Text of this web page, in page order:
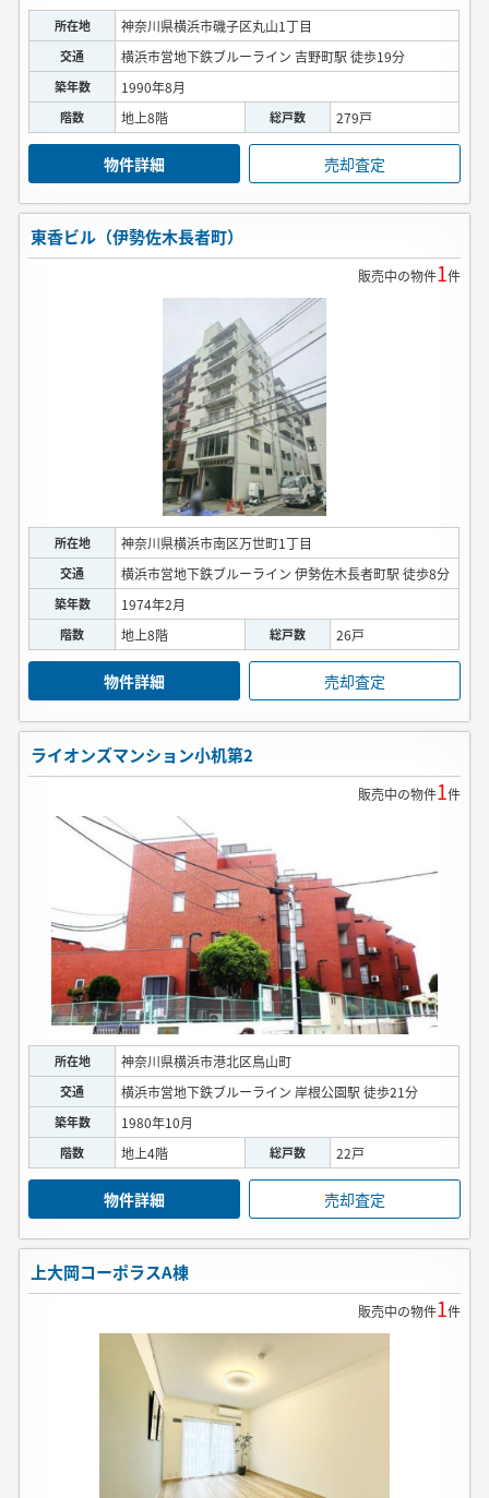
所在地 神奈川県横浜市磯子区丸山1丁目
交通 横浜市営地下鉄ブルーライン 吉野町駅 徒歩19分
築年数 1990年8月
階数 地上8階 総戸数 279戸
物件詳細 売却査定
東香ビル（伊勢佐木長者町）
販売中の物件1件
所在地 神奈川県横浜市南区万世町1丁目
交通 横浜市営地下鉄ブルーライン 伊勢佐木長者町駅 徒歩8分
築年数 1974年2月
階数 地上8階 総戸数 26戸
物件詳細 売却査定
ライオンズマンション小机第2
販売中の物件1件
所在地 神奈川県横浜市港北区鳥山町
交通 横浜市営地下鉄ブルーライン 岸根公園駅 徒歩21分
築年数 1980年10月
階数 地上4階 総戸数 22戸
物件詳細 売却査定
上大岡コーポラスA棟
販売中の物件1件